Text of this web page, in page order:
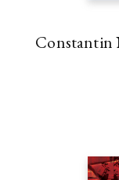
Constantin